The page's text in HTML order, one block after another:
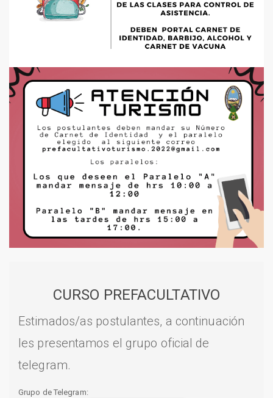
CURSO PREFACULTATIVO
Estimados/as postulantes, a continuación
les presentamos el grupo oficial de
telegram.
Grupo de Telegram: